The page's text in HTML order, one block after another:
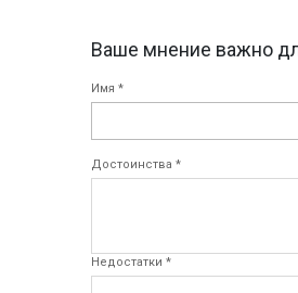
Ваше мнение важно
Имя *
Достоинства *
Недостатки *